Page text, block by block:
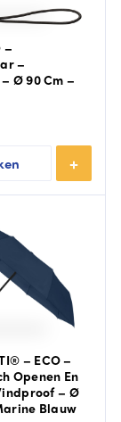
–
–
Ø 90 Cm –
– ECO –
Openen En
– Ø
Blauw